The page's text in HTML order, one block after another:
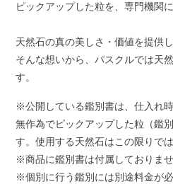
ピックアップした粒を、専門機関
天然石の真の美しさ・価値を提供し
そんな想いから、パスクルでは天
す。
※公開している鑑別書は、仕入れ
無作為でピックアップした粒（鑑
す。使用する天然石はこの限りで
※商品に鑑別書は付属しておりま
※個別に行う鑑別には別途料金が